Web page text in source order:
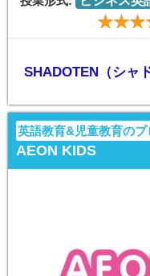
SHADOTEN（シャ
英語教育&児童教育の
AEON KIDS